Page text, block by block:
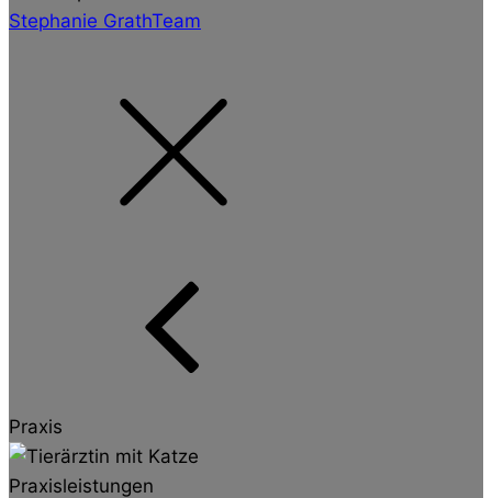
Stephanie GrathTeam
Praxis
Praxisleistungen